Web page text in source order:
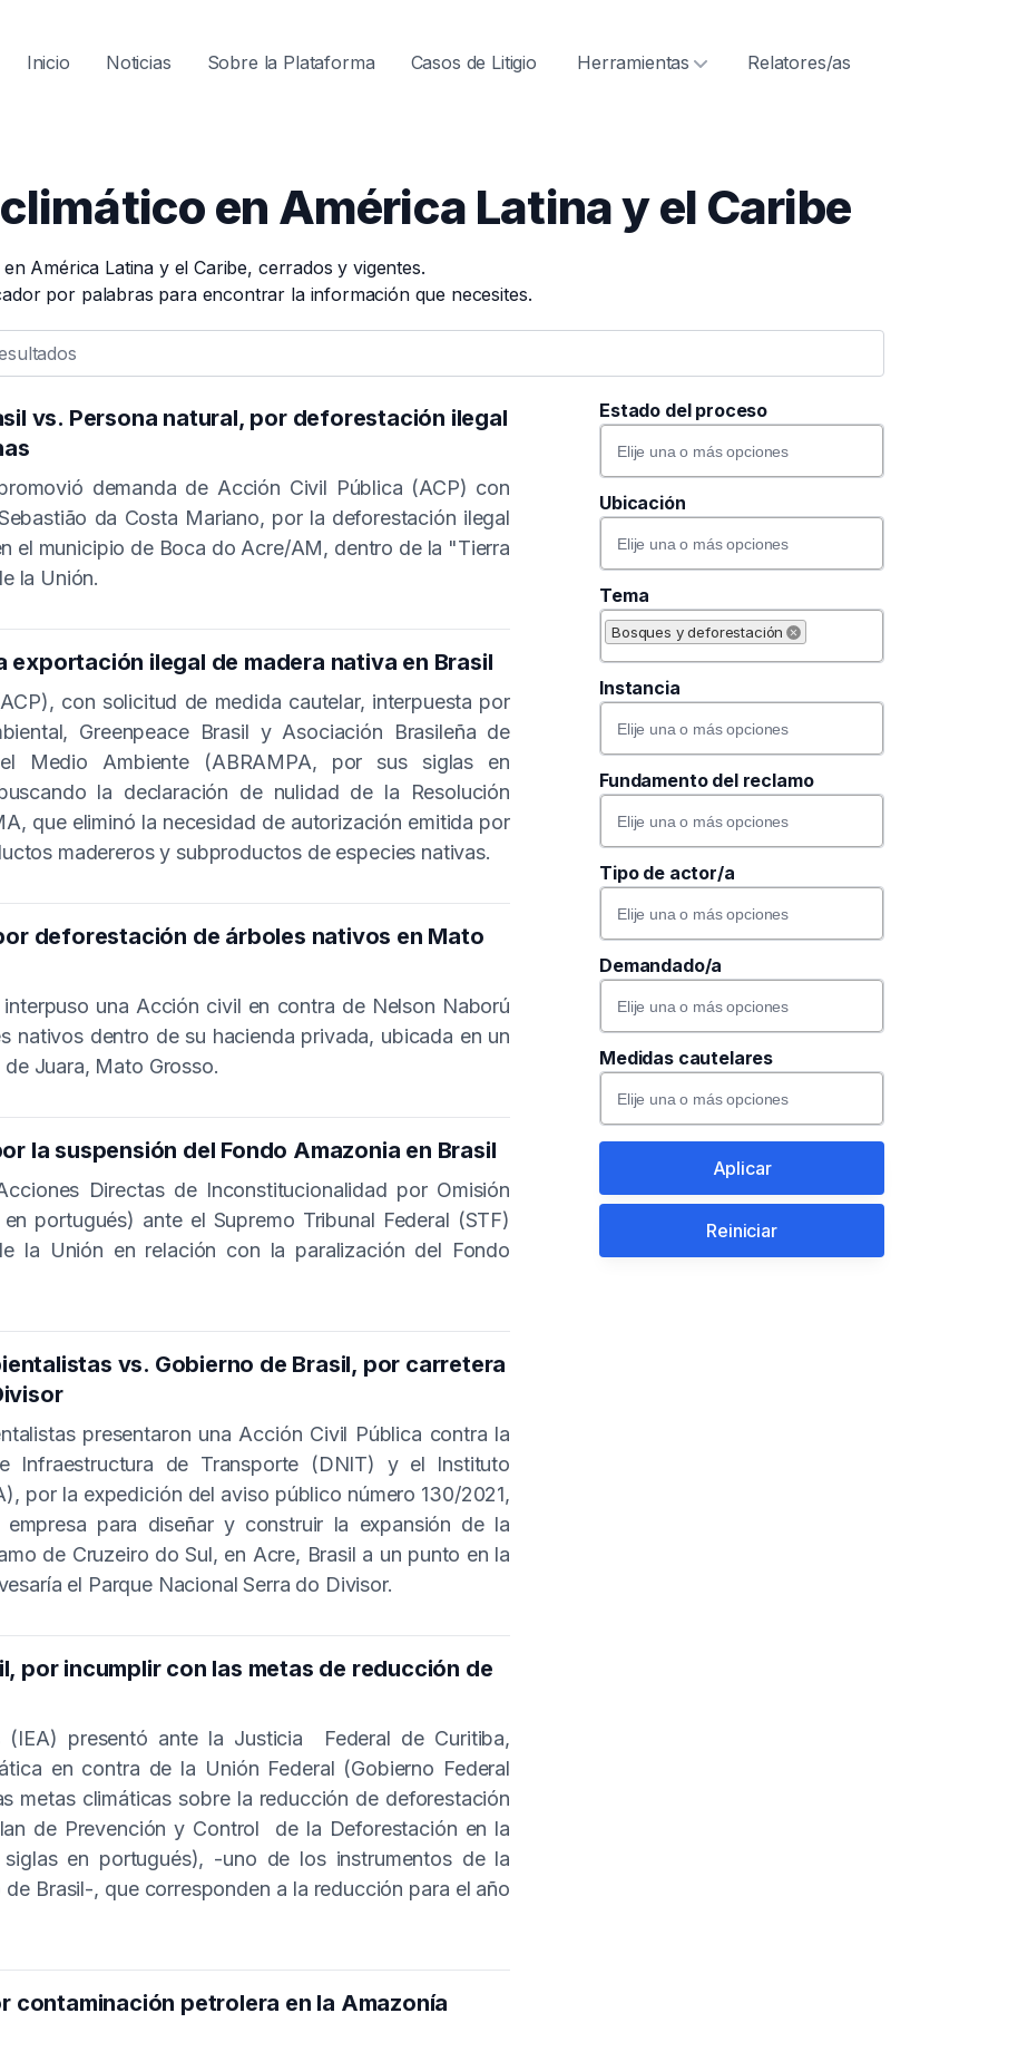
Navegación
Inicio Noticias Sobre la Plataforma Casos de Litigio Herramientas Relatores/as
en América Latina y el Caribe
América Latina y el Caribe, cerrados y vigentes.
por palabras para encontrar la información que necesites.
vs. Persona natural, por deforestación ilegal
demanda de Acción Civil Pública (ACP) con
da Costa Mariano, por la deforestación ilegal
el municipio de Boca do Acre/AM, dentro de la "Tierra
la Unión.
Read more
exportación ilegal de madera nativa en Brasil
con solicitud de medida cautelar, interpuesta por
Greenpeace Brasil y Asociación Brasileña de
Medio Ambiente (ABRAMPA, por sus siglas en
la declaración de nulidad de la Resolución
que eliminó la necesidad de autorización emitida por
madereros y subproductos de especies nativas.
deforestación de árboles nativos en Mato
una Acción civil en contra de Nelson Naború
nativos dentro de su hacienda privada, ubicada en un
Juara, Mato Grosso.
la suspensión del Fondo Amazonia en Brasil
Directas de Inconstitucionalidad por Omisión
portugués) ante el Supremo Tribunal Federal (STF)
la Unión en relación con la paralización del Fondo
vs. Gobierno de Brasil, por carretera
presentaron una Acción Civil Pública contra la
Infraestructura de Transporte (DNIT) y el Instituto
por la expedición del aviso público número 130/2021,
para diseñar y construir la expansión de la
de Cruzeiro do Sul, en Acre, Brasil a un punto en la
el Parque Nacional Serra do Divisor.
por incumplir con las metas de reducción de
(IEA) presentó ante la Justicia Federal de Curitiba,
en contra de la Unión Federal (Gobierno Federal
metas climáticas sobre la reducción de deforestación
de Prevención y Control de la Deforestación en la
en portugués), -uno de los instrumentos de la
Brasil-, que corresponden a la reducción para el año
contaminación petrolera en la Amazonía
Estado del proceso
Ubicación
Tema
Bosques y deforestación
Instancia
Fundamento del reclamo
Tipo de actor/a
Demandado/a
Medidas cautelares